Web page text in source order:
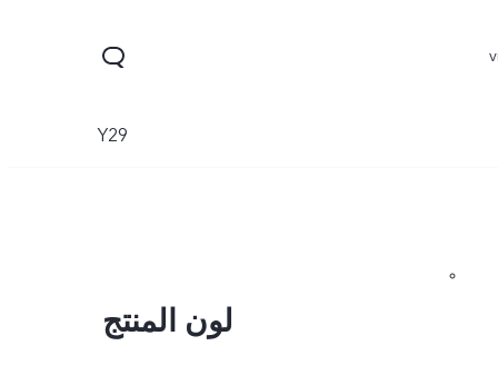
Y29
لون المنتج